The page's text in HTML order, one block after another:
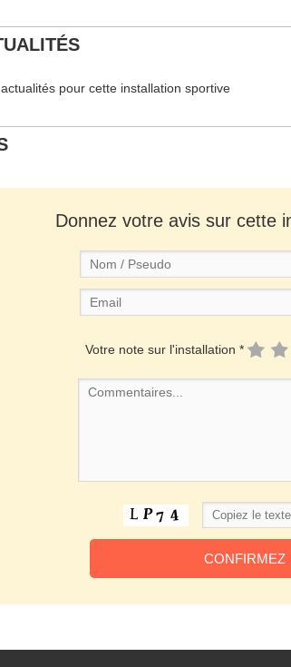
pour cette installation sportive
Donnez votre avis sur cette
Votre note sur l'installation *